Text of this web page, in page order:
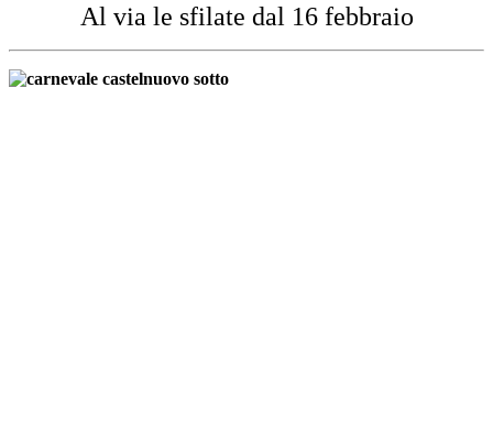
Al via le sfilate dal 16 febbraio